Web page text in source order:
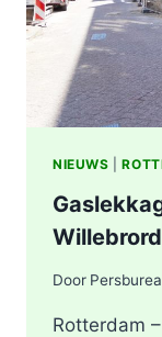
NIEUWS |
Door
Rotterdam